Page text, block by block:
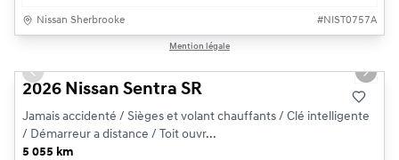
Nissan Sherbrooke #NIST0757A
Mention légale
Previous slide Next
2026 Nissan Sentra SR
Jamais accidenté / Sièges et volant chauffants / Clé intelligente
/ Démarreur a distance / Toit ouvr...
5 055 km